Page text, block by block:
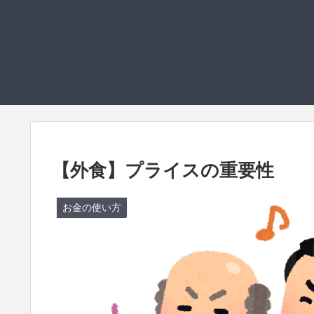
【外食】プライスの重要性
お金の使い方